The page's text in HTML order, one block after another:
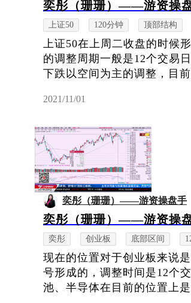
奕彤（珊珊）——游资操盘
上证50 120分钟 顶部结构
上证50在上周二收盘的时候
的调整周期一般是12个交易
下跌以空间为主的调整，目
2021/11/01
奕彤（珊珊）——游资操盘手
奕彤（珊珊）——游资操
奕彤 创业板 底部区间
现在的位置对于创业板来说
号形成的，调整时间是12个
池、半导体在目前的位置上